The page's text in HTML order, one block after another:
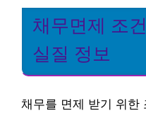
채무면제 조
실질 정보
채무를 면제 받기 위한